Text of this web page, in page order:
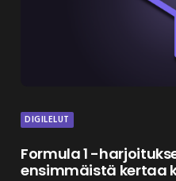
DIGILELUT
Formula 1 -
ensimmäistä kertaa